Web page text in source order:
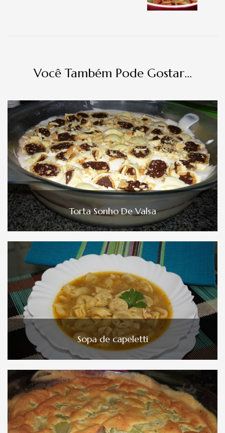
Você Também Pode Gostar...
Torta Sonho De Valsa
Sopa de capeletti